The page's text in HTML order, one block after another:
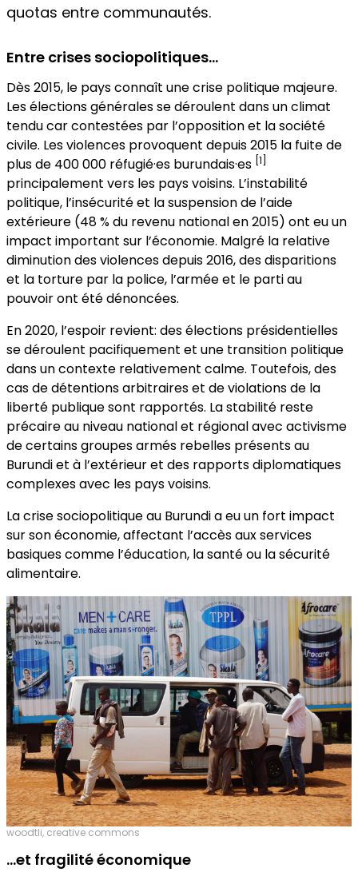
quotas entre communautés.
Entre crises sociopolitiques…
Dès 2015, le pays connaît une crise politique majeure.
Les élections générales se déroulent dans un climat
tendu car contestées par l’opposition et la société
civile. Les violences provoquent depuis 2015 la fuite de
plus de 400 000 réfugié·es burundais·es [1]
principalement vers les pays voisins. L’instabilité
politique, l’insécurité et la suspension de l’aide
extérieure (48 % du revenu national en 2015) ont eu un
impact important sur l’économie. Malgré la relative
diminution des violences depuis 2016, des disparitions
et la torture par la police, l’armée et le parti au
pouvoir ont été dénoncées.
En 2020, l’espoir revient: des élections présidentielles
se déroulent pacifiquement et une transition politique
dans un contexte relativement calme. Toutefois, des
cas de détentions arbitraires et de violations de la
liberté publique sont rapportés. La stabilité reste
précaire au niveau national et régional avec activisme
de certains groupes armés rebelles présents au
Burundi et à l’extérieur et des rapports diplomatiques
complexes avec les pays voisins.
La crise sociopolitique au Burundi a eu un fort impact
sur son économie, affectant l’accès aux services
basiques comme l’éducation, la santé ou la sécurité
alimentaire.
woodtli, creative commons
…et fragilité économique